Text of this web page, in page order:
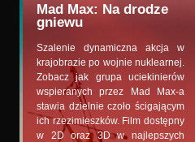
Mad Max: Na drodze
gniewu
Szalenie dynamiczna akcja w
krajobrazie po wojnie nuklearnej.
Zobacz jak grupa uciekinierów
wspieranych przez Mad Max-a
stawia dzielnie czoło ścigającym
ich rzezimieszków. Film dostępny
w 2D oraz 3D w najlepszych